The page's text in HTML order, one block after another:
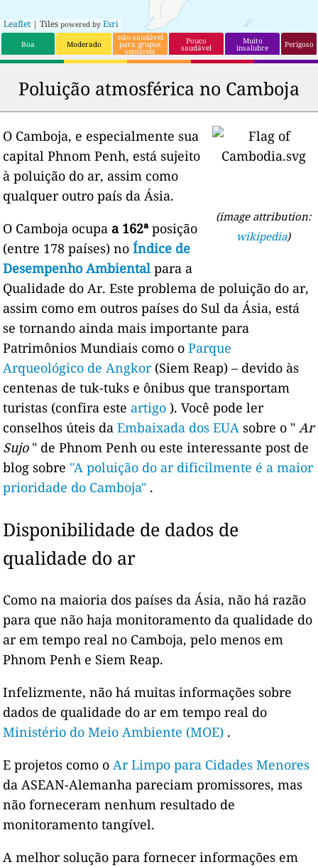
Leaflet | Tiles powered by Esri
Boa Moderado
não-saudável
para grupos
sensíveis
Pouco
saudável
Muito
insalubre Perigoso
Poluição atmosférica no Camboja
(image attribution:
wikipedia)
O Camboja, e especialmente sua
capital Phnom Penh, está sujeito
à poluição do ar, assim como
qualquer outro país da Ásia.
O Camboja ocupa a 162ªposição
(entre 178 países) noÍndice de
Desempenho Ambientalpara a
Qualidade do Ar. Este problema de poluição do ar,
assim como em outros países do Sul da Ásia, está
se tornando ainda mais importante para
Patrimônios Mundiais como oParque
Arqueológico de Angkor(Siem Reap) – devido às
centenas de tuk-tuks e ônibus que transportam
turistas (confira este artigo ). Você pode ler
conselhos úteis daEmbaixada dos EUA sobre o "Ar
Sujo" de Phnom Penh ou este interessante post de
blog sobre "A poluição do ar dificilmente é a maior
prioridade do Camboja" .
Disponibilidade de dados de
qualidade do ar
Como na maioria dos países da Ásia, não há razão
para que não haja monitoramento da qualidade do
ar em tempo real no Camboja, pelo menos em
Phnom Penh e Siem Reap.
Infelizmente, não há muitas informações sobre
dados de qualidade do ar em tempo real do
Ministério do Meio Ambiente (MOE) .
E projetos como oAr Limpo para Cidades Menores
da ASEAN-Alemanha pareciam promissores, mas
não forneceram nenhum resultado de
monitoramento tangível.
A melhor solução para fornecer informações em